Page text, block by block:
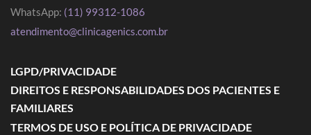
WhatsApp: (11) 99312-1086
atendimento@clinicagenics.com.br
LGPD/PRIVACIDADE
DIREITOS E RESPONSABILIDADES DOS PACIENTES E
FAMILIARES
TERMOS DE USO E POLÍTICA DE PRIVACIDADE